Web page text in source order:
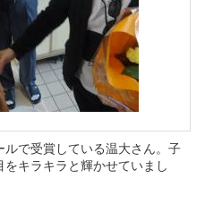
で受賞している温大さん。子
キラキラと輝かせていまし